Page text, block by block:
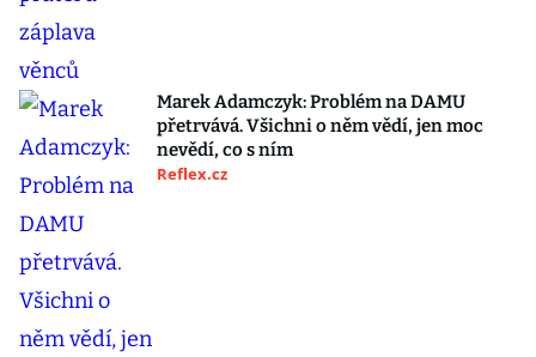
Marek Adamczyk: Problém na DAMU
přetrvává. Všichni o něm vědí, jen moc
nevědí, co s ním
Reflex.cz